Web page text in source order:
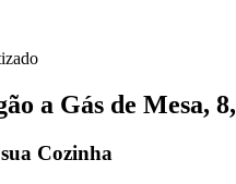
a Gás de Mesa,
Cozinha